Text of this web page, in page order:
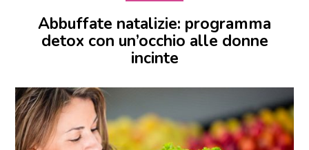
Abbuffate natalizie: programma
detox con un’occhio alle donne
incinte